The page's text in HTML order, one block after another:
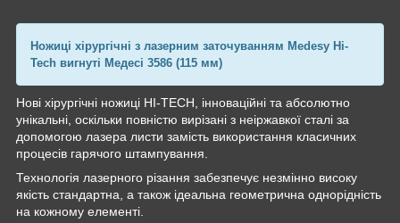
Ножиці хірургічні з лазерним заточуванням Medesy Hi-
Tech вигнуті Медесі 3586 (115 мм)
Нові хірургічні ножиці HI-TECH, інноваційні та абсолютно
унікальні, оскільки повністю вирізані з неіржавкої сталі за
допомогою лазера листи замість використання класичних
процесів гарячого штампування.
Технологія лазерного різання забезпечує незмінно високу
якість стандартна, а також ідеальна геометрична однорідність
на кожному елементі.